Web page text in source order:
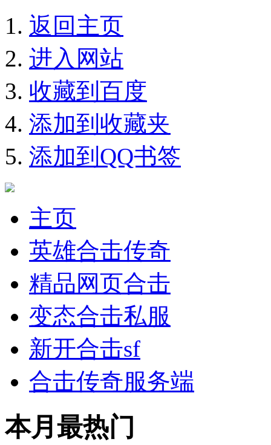
返回主页
进入网站
收藏到百度
添加到收藏夹
添加到QQ书签
主页
英雄合击传奇
精品网页合击
变态合击私服
新开合击sf
合击传奇服务端
本月最热门